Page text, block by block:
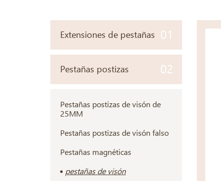
Extensiones de pestañas 01
Pestañas postizas 02
Pestañas postizas de visón de
25MM
Pestañas postizas de visón falso
Pestañas magnéticas
pestañas de visón